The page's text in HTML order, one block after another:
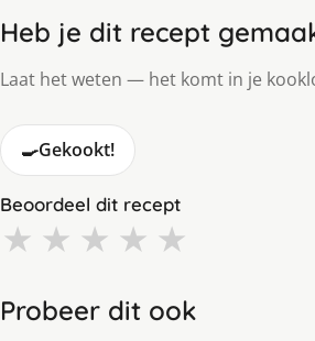
Heb je dit recept
Laat het weten — het komt in je
🍳Gekookt!
Beoordeel dit recept
★ ★ ★ ★ ★
Probeer dit ook